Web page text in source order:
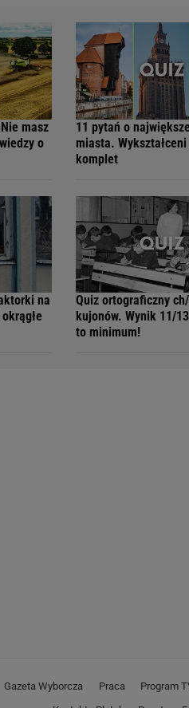
masz
o
11 pytań o
miasta.
komplet
na
Quiz ortograficzny
kujonów. Wynik 11/
to minimum!
Gazeta Wyborcza Praca Program